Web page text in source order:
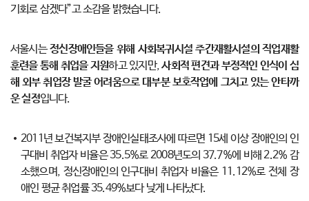
기회로 삼겠다”고 소감을 밝혔습니다.
서울시는정신장애인들을 위해 사회복귀시설 주간재활시설의 직업재활
훈련을 통해 취업을 지원하고 있지만,사회적 편견과 부정적인 인식이 심
해 외부 취업장 발굴 어려움으로 대부분 보호작업에 그치고 있는 안타까
운 실정입니다.
2011년 보건복지부 장애인실태조사에 따르면 15세 이상 장애인의 인
구대비 취업자 비율은 35.5%로 2008년도의 37.7%에 비해 2.2% 감
소했으며, 정신장애인의 인구대비 취업자 비율은 11.12%로 전체 장
애인 평균 취업률 35.49%보다 낮게 나타났다.